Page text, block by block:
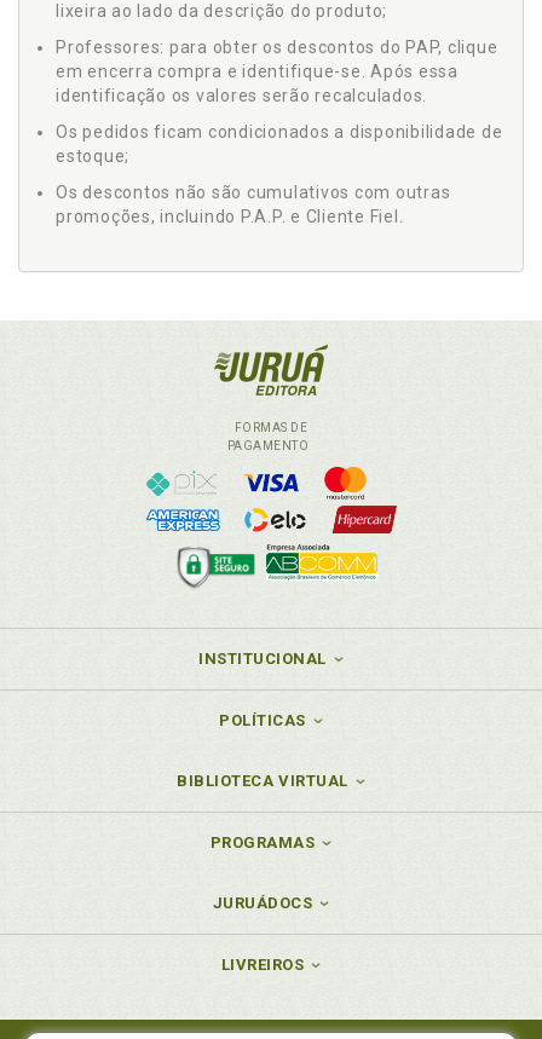
lixeira ao lado da descrição do produto;
Professores: para obter os descontos do PAP, clique
em encerra compra e identifique-se. Após essa
identificação os valores serão recalculados.
Os pedidos ficam condicionados a disponibilidade de
estoque;
Os descontos não são cumulativos com outras
promoções, incluindo P.A.P. e Cliente Fiel.
FORMAS DE
PAGAMENTO
INSTITUCIONAL
POLÍTICAS
BIBLIOTECA VIRTUAL
PROGRAMAS
JURUÁDOCS
LIVREIROS